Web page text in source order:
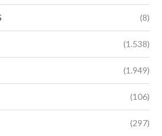
(8)
(1.538)
(1.949)
(106)
(297)